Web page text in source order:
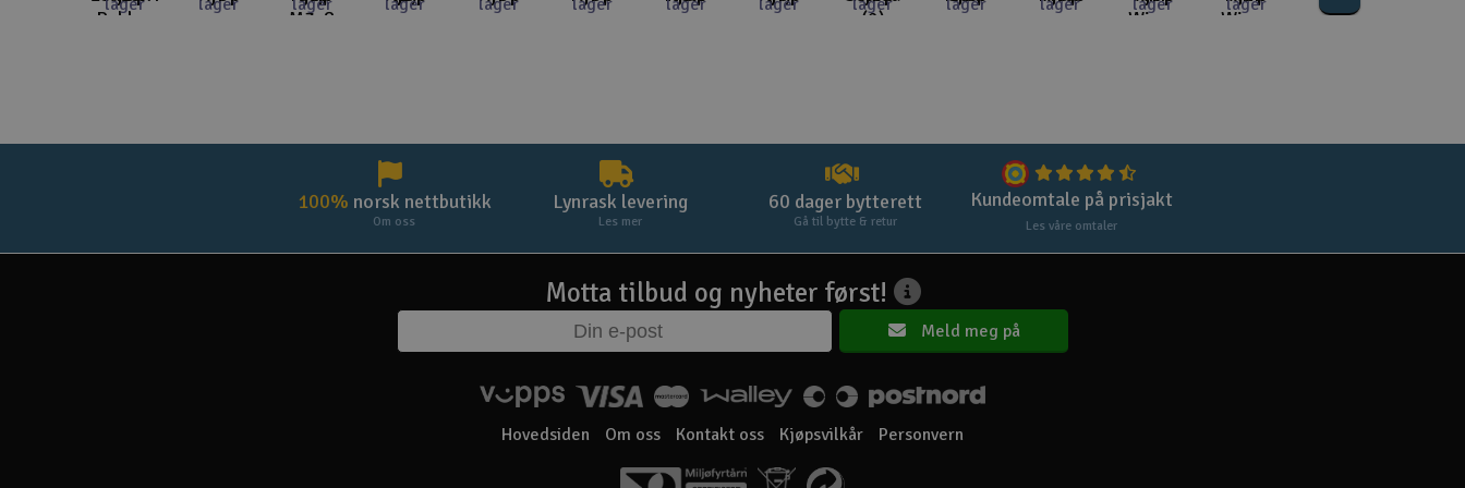
Rubber
lager
lager
M3x8
lager
lager
lager
lager
lager
lager
(2)
lager
lager
lager
Wings
lager
Wing -
lager
100% norsk nettbutikk
Om oss
Lynrask levering
Les mer
60 dager bytterett
Gå til bytte & retur
Kundeomtale på prisjakt
Les våre omtaler
Motta tilbud og nyheter først!
Meld meg på
Hovedsiden Om oss Kontakt oss Kjøpsvilkår Personvern